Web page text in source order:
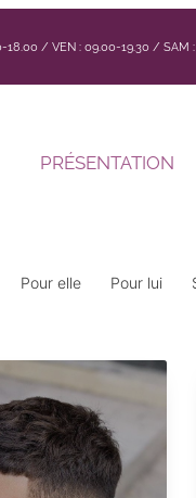
/ VEN : 09.00-19.30 / SAM
PRÉSENTATION
Pour elle Pour lui